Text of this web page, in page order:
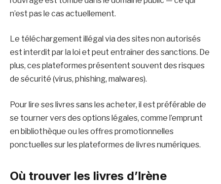
n’est pas le cas actuellement.
Le téléchargement illégal via des sites non autorisés
est interdit par la loi et peut entraîner des sanctions. De
plus, ces plateformes présentent souvent des risques
de sécurité (virus, phishing, malwares).
Pour lire ses livres sans les acheter, il est préférable de
se tourner vers des options légales, comme l’emprunt
en bibliothèque ou les offres promotionnelles
ponctuelles sur les plateformes de livres numériques.
Où trouver les livres d’Irène